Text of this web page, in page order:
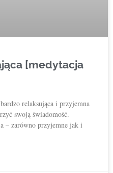
[medytacja
relaksująca i przyjemna
swoją świadomość.
– zarówno przyjemne jak i